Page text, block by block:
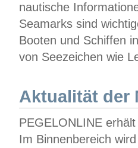
nautische
Seamarks sind
Booten und Schiffen
von Seezeichen wie
Aktualität der
PEGELONLINE
Im Binnenbereich